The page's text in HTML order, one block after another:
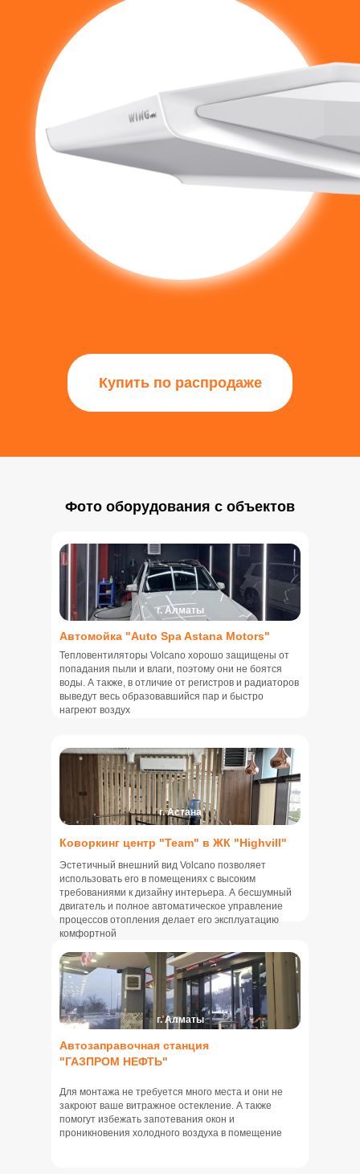
Купить по распродаже
Фото оборудования с объектов
Автомойка "Auto Spa Astana Motors"
г. Алматы
Тепловентиляторы Volcano хорошо защищены от
попадания пыли и влаги, поэтому они не боятся
воды. А также, в отличие от регистров и радиаторов
выведут весь образовавшийся пар и быстро
нагреют воздух
Коворкинг центр "Team" в ЖК "Highvill"
Эстетичный внешний вид Volcano позволяет
использовать его в помещениях с высоким
требованиями к дизайну интерьера. А бесшумный
двигатель и полное автоматическое управление
процессов отопления делает его эксплуатацию
комфортной
г. Астана
Автозаправочная станция
"ГАЗПРОМ НЕФТЬ"
Для монтажа не требуется много места и они не
закроют ваше витражное остекление. А также
помогут избежать запотевания окон и
проникновения холодного воздуха в помещение
г. Алматы